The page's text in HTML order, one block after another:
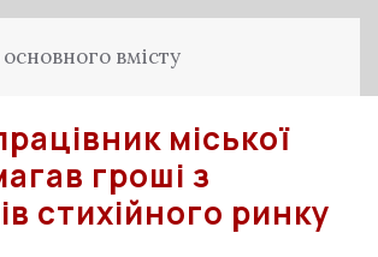
вмісту
міської
гроші з
стихійного ринку